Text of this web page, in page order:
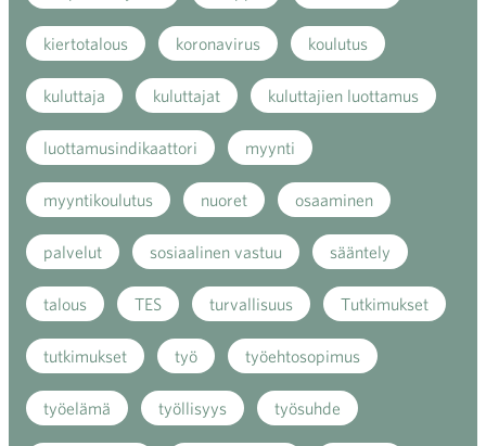
kiertotalous koronavirus koulutus
kuluttaja kuluttajat kuluttajien luottamus
luottamusindikaattori myynti
myyntikoulutus nuoret osaaminen
palvelut sosiaalinen vastuu sääntely
talous TES turvallisuus Tutkimukset
tutkimukset työ työehtosopimus
työelämä työllisyys työsuhde